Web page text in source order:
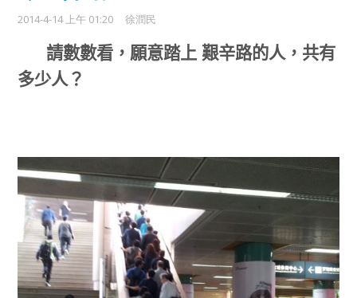
2014-4-14 上午 01:20 徐潤民
請數數看，願意踏上 艱辛路的人，共有
多少人？